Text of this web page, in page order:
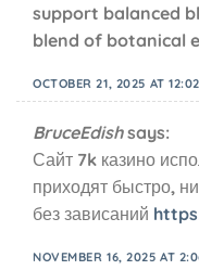
support balanced
blend of botanical
OCTOBER 21, 2025 AT
BruceEdish says:
Сайт 7k казино
приходят быстро,
без зависаний
NOVEMBER 16, 2025 AT